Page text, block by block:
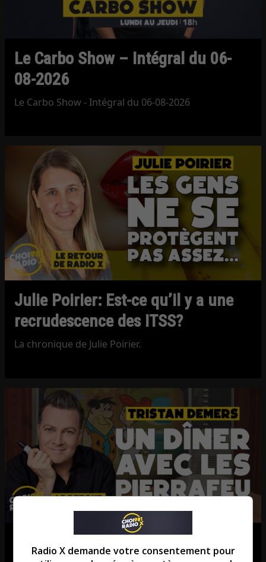
Le Carbo Show – Intégral du 06-
08-2026
Le Carbo Show - Intégral du 06-08-2026
Julie Poirier: Est-ce qu’il y a une
recrudescence des ITSS?
La chronique de Julie Poirier.
Tristan Demers: Le Québec se
Radio X demande votre consentement pour